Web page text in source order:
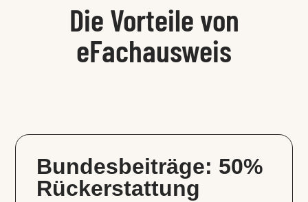
Die Vorteile von
eFachausweis
Bundesbeiträge: 50%
Rückerstattung